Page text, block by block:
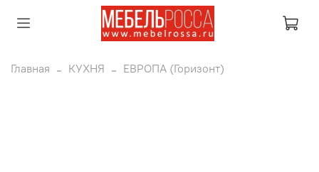
Главная КУХНЯ ЕВРОПА (Горизонт)